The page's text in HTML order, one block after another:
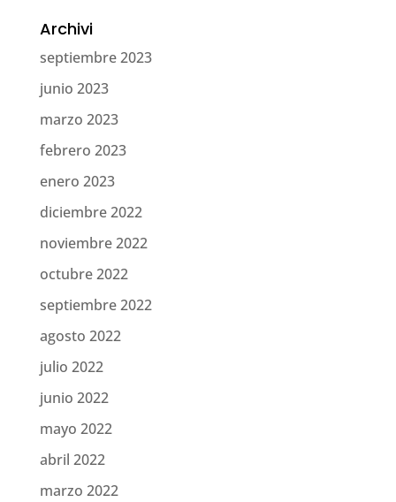
Archivi
septiembre 2023
junio 2023
marzo 2023
febrero 2023
enero 2023
diciembre 2022
noviembre 2022
octubre 2022
septiembre 2022
agosto 2022
julio 2022
junio 2022
mayo 2022
abril 2022
marzo 2022